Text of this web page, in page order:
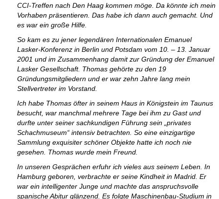
CCI-Treffen nach Den Haag kommen möge. Da könnte ich mein
Vorhaben präsentieren. Das habe ich dann auch gemacht. Und
es war ein große Hilfe.
So kam es zu jener legendären Internationalen Emanuel
Lasker-Konferenz in Berlin und Potsdam vom 10. – 13. Januar
2001 und im Zusammenhang damit zur Gründung der Emanuel
Lasker Gesellschaft. Thomas gehörte zu den 19
Gründungsmitgliedern und er war zehn Jahre lang mein
Stellvertreter im Vorstand.
Ich habe Thomas öfter in seinem Haus in Königstein im Taunus
besucht, war manchmal mehrere Tage bei ihm zu Gast und
durfte unter seiner sachkundigen Führung sein „privates
Schachmuseum“ intensiv betrachten. So eine einzigartige
Sammlung exquisiter schöner Objekte hatte ich noch nie
gesehen. Thomas wurde mein Freund.
In unseren Gesprächen erfuhr ich vieles aus seinem Leben. In
Hamburg geboren, verbrachte er seine Kindheit in Madrid. Er
war ein intelligenter Junge und machte das anspruchsvolle
spanische Abitur glänzend. Es folgte Maschinenbau-Studium in